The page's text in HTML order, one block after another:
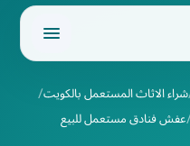
شراء الاثاث المستعمل بالكويت
عفش فنادق مستعمل للبيع